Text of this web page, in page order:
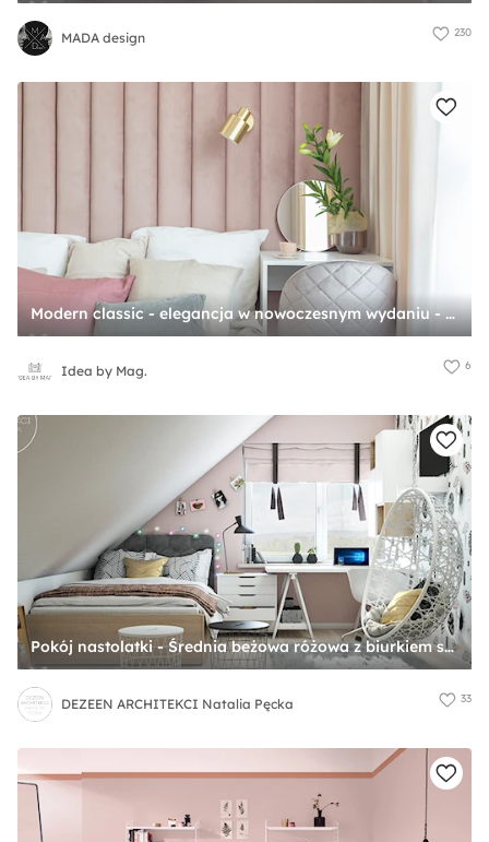
MADA design 230
Modern classic - elegancja w nowoczesnym wydaniu - Średnia różowa z panelami tapicerowanymi sypialnia, styl glamour - zdjęcie od Idea by Mag.
Idea by Mag. 6
Pokój nastolatki - Średnia beżowa różowa z biurkiem sypialnia na poddaszu, styl nowoczesny - zdjęcie od DEZEEN ARCHITEKCI Natalia Pęcka
DEZEEN ARCHITEKCI Natalia Pęcka 33